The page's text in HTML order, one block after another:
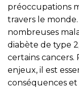
préoccupations
travers le
nombreuses
diabète de type
certains
enjeux, il est
conséquences